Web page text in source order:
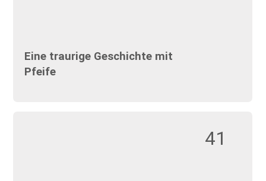
Eine traurige Geschichte mit
Pfeife
41